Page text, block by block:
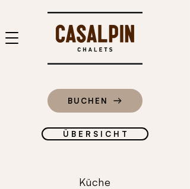
BUCHEN
Ü B E R S I C H T
Küche